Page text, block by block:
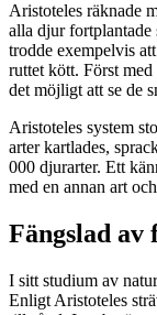
Aristoteles räknade
alla djur fortplantade
trodde exempelvis
ruttet kött. Först
det möjligt att se de
Aristoteles system
arter kartlades,
000 djurarter. Ett
med en annan art
Fängslad
I sitt studium av
Enligt Aristoteles